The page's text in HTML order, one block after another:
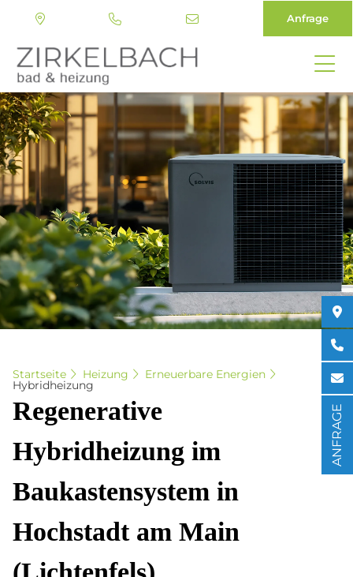
Direkt
zum
Inhalt
Anfrage
Startseite Heizung Erneuerbare Energien
Hybridheizung
Re­ge­ne­ra­ti­ve
Hy­brid­hei­zung im
Bau­ka­sten­sy­stem in
Hoch­sta­dt am Main
ANFRAGE